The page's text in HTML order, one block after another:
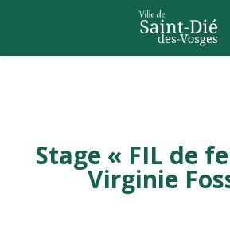
Stage « FIL de
Virginie